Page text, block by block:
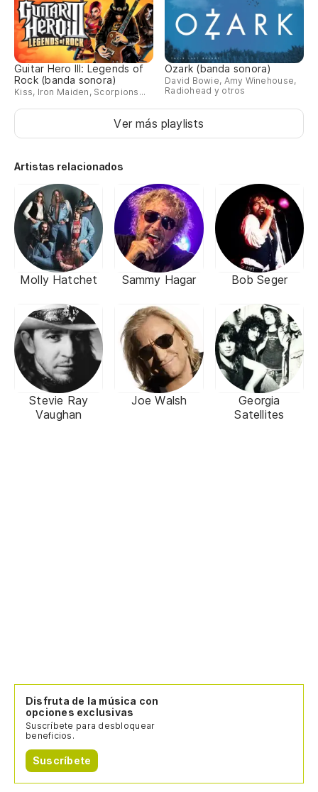
Guitar Hero III: Legends of
Rock (banda sonora)
Kiss, Iron Maiden, Scorpions...
Ozark (banda sonora)
David Bowie, Amy Winehouse,
Radiohead y otros
Ver más playlists
Artistas relacionados
Molly Hatchet Sammy Hagar Bob Seger
Stevie Ray
Vaughan
Joe Walsh
Georgia
Satellites
Disfruta de la música con
opciones exclusivas
Suscríbete para desbloquear
beneficios.
Suscríbete